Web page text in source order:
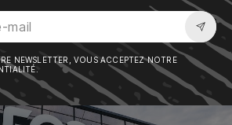
NEWSLETTER, VOUS ACCEPTEZ NOTRE